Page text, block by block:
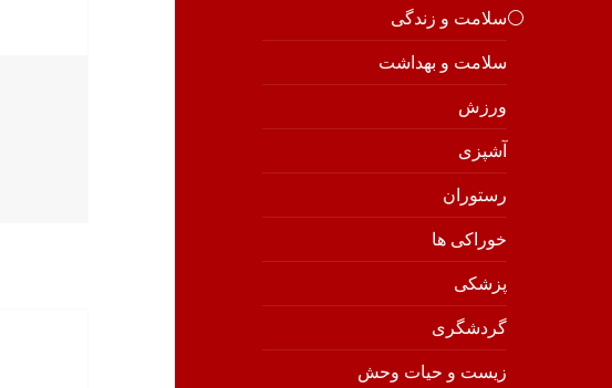
⚪️سلامت و زندگی
سلامت و بهداشت
ورزش
آشپزی
رستوران
خوراکی ها
پزشکی
گردشگری
زیست و حیات وحش